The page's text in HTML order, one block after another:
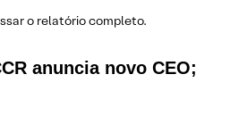
o relatório completo.
anuncia novo CEO;